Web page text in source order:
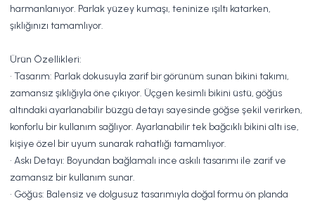
harmanlanıyor. Parlak yüzey kumaşı, teninize ışıltı katarken,
şıklığınızı tamamlıyor.
Ürün Özellikleri:
• Tasarım: Parlak dokusuyla zarif bir görünüm sunan bikini takımı,
zamansız şıklığıyla öne çıkıyor. Üçgen kesimli bikini üstü, göğüs
altındaki ayarlanabilir büzgü detayı sayesinde göğse şekil verirken,
konforlu bir kullanım sağlıyor. Ayarlanabilir tek bağcıklı bikini altı ise,
kişiye özel bir uyum sunarak rahatlığı tamamlıyor.
• Askı Detayı: Boyundan bağlamalı ince askılı tasarımı ile zarif ve
zamansız bir kullanım sunar.
• Göğüs: Balensiz ve dolgusuz tasarımıyla doğal formu ön planda